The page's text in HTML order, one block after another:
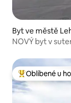
Byt ve městě
NOVÝ byt v
Nejlepší v
Oblíbené u